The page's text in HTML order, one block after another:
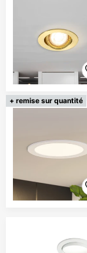
+ remise sur quantité